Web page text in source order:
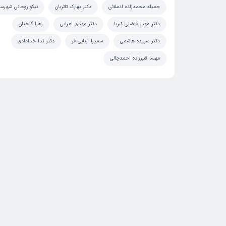
جمیله محمدزاده ادملائی دکتر بهارک تاثریان نیکو روحانی
دکتر مهناز فاضلی کبریا دکتر مهدی اعرابی زهرا گنجیان
دکتر سپیده هاشمی سمیرا آریایی فر دکتر ندا خدادادی
مهسا قنبرزاده احمدچالی